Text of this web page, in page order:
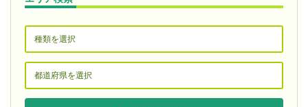
『ハリウッドジェビケ』を追加しました。
2026/07/23
『Ｄｅｅ４』の情報を更新しました。
『ウイング津店』を追加しました。